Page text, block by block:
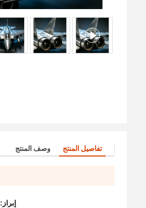
تفاصيل المنتج وصف المنتج
إبراز: